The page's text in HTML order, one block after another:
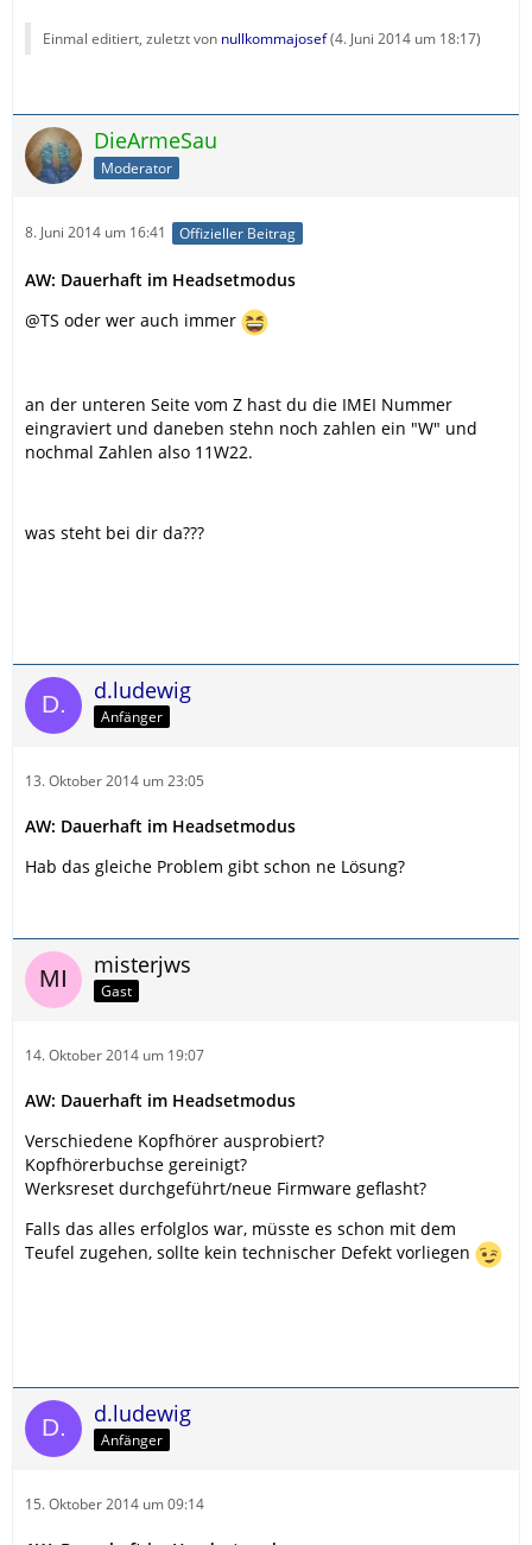
Einmal editiert, zuletzt von nullkommajosef(4. Juni 2014 um 18:17)
DieArmeSau
Moderator
8. Juni 2014 um 16:41 Offizieller Beitrag
AW: Dauerhaft im Headsetmodus
@TS oder wer auch immer
an der unteren Seite vom Z hast du die IMEI Nummer
eingraviert und daneben stehn noch zahlen ein "W" und
nochmal Zahlen also 11W22.
was steht bei dir da???
d.ludewig
Anfänger
13. Oktober 2014 um 23:05
AW: Dauerhaft im Headsetmodus
Hab das gleiche Problem gibt schon ne Lösung?
misterjws
Gast
14. Oktober 2014 um 19:07
AW: Dauerhaft im Headsetmodus
Verschiedene Kopfhörer ausprobiert?
Kopfhörerbuchse gereinigt?
Werksreset durchgeführt/neue Firmware geflasht?
Falls das alles erfolglos war, müsste es schon mit dem
Teufel zugehen, sollte kein technischer Defekt vorliegen
d.ludewig
Anfänger
15. Oktober 2014 um 09:14